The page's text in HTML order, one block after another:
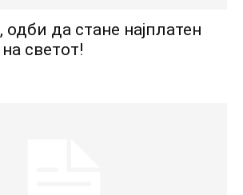
да стане најплатен
светот!